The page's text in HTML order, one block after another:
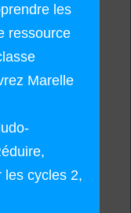
les
ressource
Marelle
les cycles 2,